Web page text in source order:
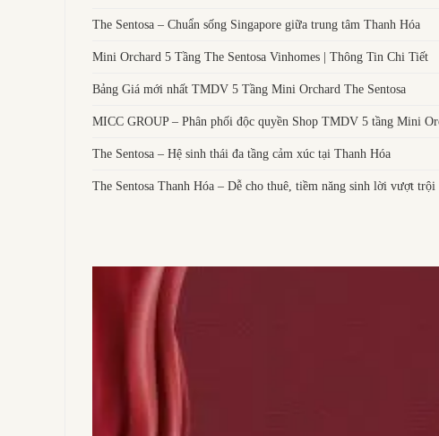
The Sentosa – Chuẩn sống Singapore giữa trung tâm Thanh Hóa
Mini Orchard 5 Tầng The Sentosa Vinhomes | Thông Tin Chi Tiết
Bảng Giá mới nhất TMDV 5 Tầng Mini Orchard The Sentosa
MICC GROUP – Phân phối độc quyền Shop TMDV 5 tầng Mini
The Sentosa – Hệ sinh thái đa tầng cảm xúc tại Thanh Hóa
The Sentosa Thanh Hóa – Dễ cho thuê, tiềm năng sinh lời vượt trội